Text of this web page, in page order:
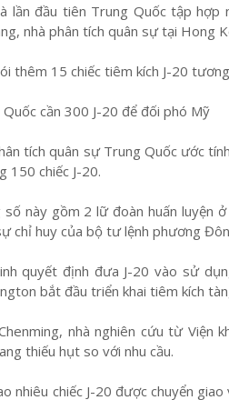
lần đầu tiên Trung Quốc tập hợp
nhà phân tích quân sự tại Hong
thêm 15 chiếc tiêm kích J-20
cần 300 J-20 để đối phó Mỹ
tích quân sự Trung Quốc ước
150 chiếc J-20.
số này gồm 2 lữ đoàn huấn luyện
chỉ huy của bộ tư lệnh phương
quyết định đưa J-20 vào sử
bắt đầu triển khai tiêm kích
nhà nghiên cứu từ Viện
thiếu hụt so với nhu cầu.
nhiêu chiếc J-20 được chuyển